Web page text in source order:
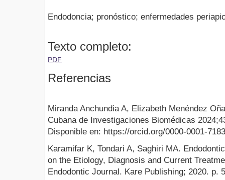
Endodoncia; pronóstico; enfermedades
Texto completo:
PDF
Referencias
Miranda Anchundia A, Elizabeth Menéndez
Cubana de Investigaciones Biomédicas
Disponible en: https://orcid.org/0000-0001-
Karamifar K, Tondari A, Saghiri MA.
on the Etiology, Diagnosis and Current
Endodontic Journal. Kare Publishing; 2020. p.